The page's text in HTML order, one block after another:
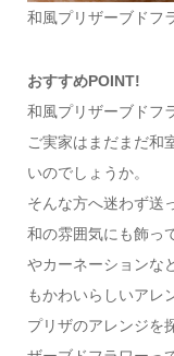
和風プリザーブドフ
おすすめPOINT!
和風プリザーブドフ
ご実家はまだまだ和
いのでしょうか。
そんな方へ迷わず送
和の雰囲気にも飾っ
やカーネーションな
もかわいらしいアレ
プリザのアレンジを